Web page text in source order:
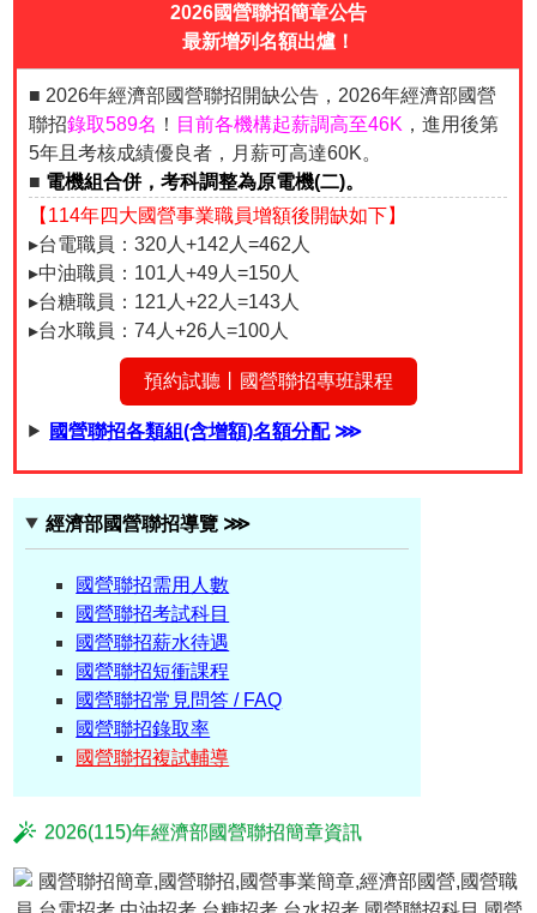
2026國營聯招簡章公告
最新增列名額出爐！
■ 2026年經濟部國營聯招開缺公告，2026年經濟部國營
聯招錄取589名 ！ 目前各機構起薪調高至46K ，進用後第
5年且考核成績優良者，月薪可高達60K。
■ 電機組合併，考科調整為原電機(二)。
【114年四大國營事業職員增額後開缺如下】
▸台電職員：320人+142人=462人
▸中油職員：101人+49人=150人
▸台糖職員：121人+22人=143人
▸台水職員：74人+26人=100人
預約試聽丨國營聯招專班課程
國營聯招各類組(含增額)名額分配⋙
經濟部國營聯招導覽 ⋙
國營聯招需用人數
國營聯招考試科目
國營聯招薪水待遇
國營聯招短衝課程
國營聯招常見問答 / FAQ
國營聯招錄取率
國營聯招複試輔導
2026(115)年經濟部國營聯招簡章資訊